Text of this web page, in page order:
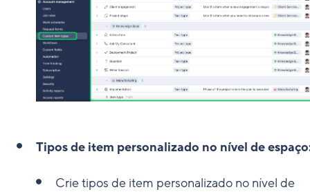
Tipos de item personalizado no nível de
Crie tipos de item personalizado no nível de